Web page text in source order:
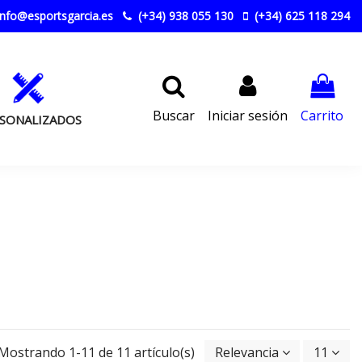
(+34) 938 055 130 (+34) 625 118 294
Buscar Iniciar sesión Carrito
1-11 de 11 artículo(s) Relevancia 11